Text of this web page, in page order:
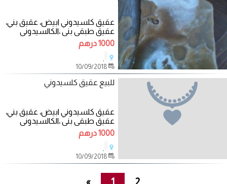
عقيق كلسيدوني ابيض، عقيق بني،
عقيق طبقي بني ،الكالسيدوني
،كالسيدوني.
1000 درهم
,
للبيع عقيق كلسيدوني
عقيق كلسيدوني ابيض، عقيق بني،
عقيق طبقي بني ،الكالسيدوني
،كالسيدوني.
1000 درهم
,